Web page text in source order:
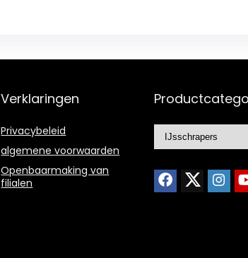
Verklaringen
Privacybeleid
algemene voorwaarden
Openbaarmaking van
filialen